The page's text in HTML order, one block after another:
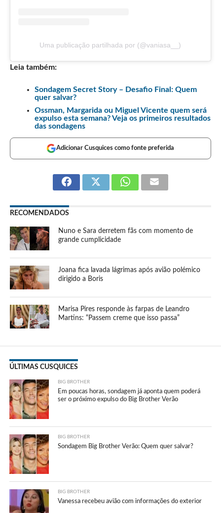
Uma publicação partilhada por (@vaniasa__)
Leia também:
Sondagem Secret Story – Desafio Final: Quem
quer salvar?
Ossman, Margarida ou Miguel Vicente quem será
expulso esta semana? Veja os primeiros resultados
das sondagens
Adicionar Cusquices como fonte preferida
RECOMENDADOS
Nuno e Sara derretem fãs com momento de
grande cumplicidade
Joana fica lavada lágrimas após avião polémico
dirigido a Boris
Marisa Pires responde às farpas de Leandro
Martins: “Passem creme que isso passa”
ÚLTIMAS CUSQUICES
BIG BROTHER
Em poucas horas, sondagem já aponta quem poderá
ser o próximo expulso do Big Brother Verão
BIG BROTHER
Sondagem Big Brother Verão: Quem quer salvar?
BIG BROTHER
Vanessa recebeu avião com informações do exterior